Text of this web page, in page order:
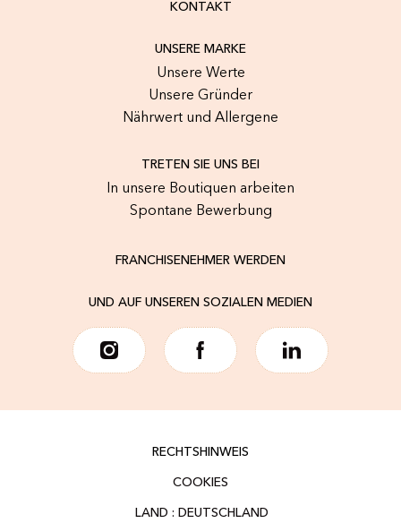
KONTAKT
UNSERE MARKE
Unsere Werte
Unsere Gründer
Nährwert und Allergene
TRETEN SIE UNS BEI
In unsere Boutiquen arbeiten
Spontane Bewerbung
FRANCHISENEHMER WERDEN
UND AUF UNSEREN SOZIALEN MEDIEN
RECHTSHINWEIS
COOKIES